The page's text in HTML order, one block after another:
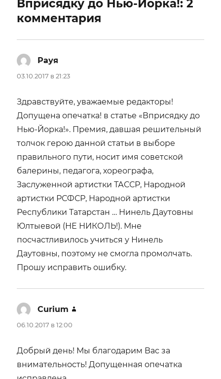
Вприсядку до Нью-Йорка!: 2
комментария
Рауя
03.10.2017 в 21:23
Здравствуйте, уважаемые редакторы!
Допущена опечатка! в статье «Вприсядку до
Нью-Йорка!». Премия, давшая решительный
толчок герою данной статьи в выборе
правильного пути, носит имя советской
балерины, педагога, хореографа,
Заслуженной артистки ТАССР, Народной
артистки РСФСР, Народной артистки
Республики Татарстан … Нинель Даутовны
Юлтыевой (НЕ НИКОЛЬ!). Мне
посчастливилось учиться у Нинель
Даутовны, поэтому не смогла промолчать.
Прошу исправить ошибку.
Curium
06.10.2017 в 12:00
Добрый день! Мы благодарим Вас за
внимательность! Допущенная опечатка